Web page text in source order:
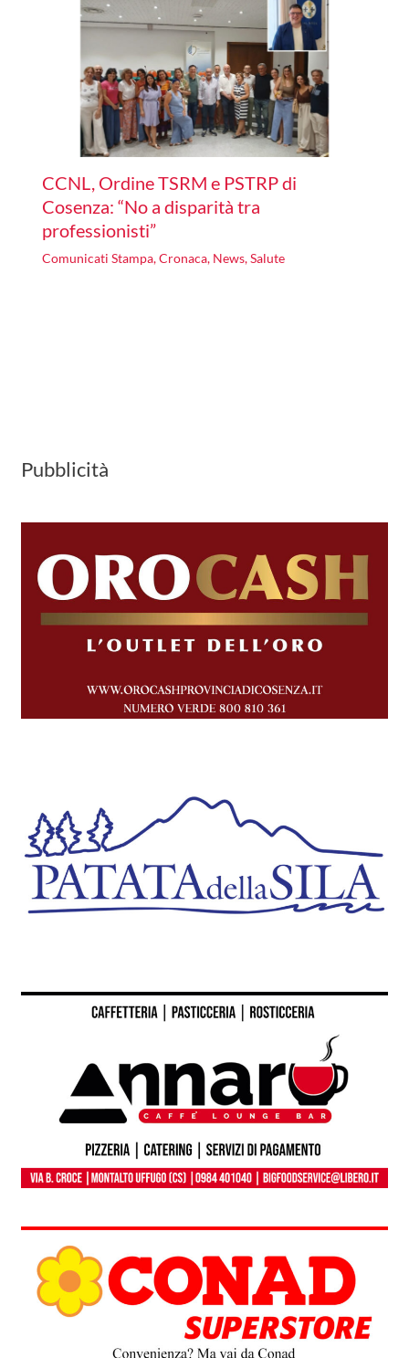
CCNL, Ordine TSRM e PSTRP di
Cosenza: “No a disparità tra
professionisti”
Comunicati Stampa,Cronaca, News,Salute
Pubblicità